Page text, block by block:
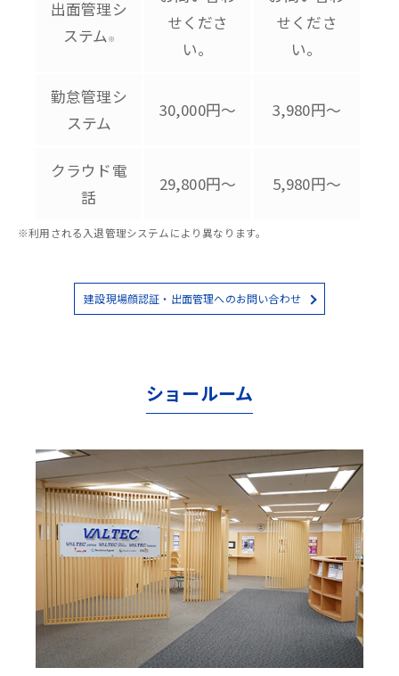
出面管理シ
ステム ※
せくださ
い。
せくださ
い。
勤怠管理シ
ステム
30,000円～ 3,980円～
クラウド電
話
29,800円～ 5,980円～
※利用される入退管理システムにより異なります。
建設現場顔認証・出面管理へのお問い合わせ
ショールーム